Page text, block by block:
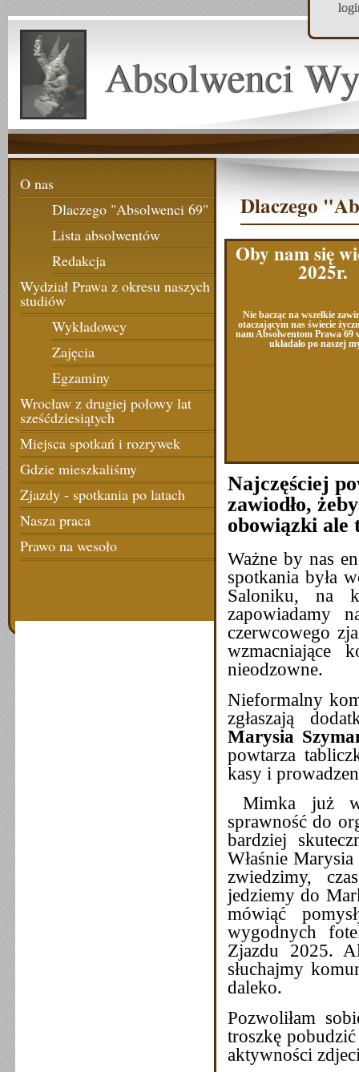
Absolwenci
O nas
Dlaczego "Absolwenci 69"
Lista absolwentów
Redakcja
Wydział Prawa z okresu naszych
studiów
Wykładowcy
Zajęcia
Egzaminy
Wrocław z drugiej połowy lat
sześćdziesiątych
Miejsca spotkań i rozrywek
Gdzie mieszkaliśmy
Zjazdy - spotkania po latach
Nasza praca
Prawo na wesoło
Dlaczego
Oby nam się
2025r.
Nie bacząc na wszelkie
otaczającym nas świecie
nam Absolwentom Prawa 69
układało po naszej
Najczęściej
zawiodło,
obowiązki ale
Ważne by nas
spotkania była
Saloniku, na
zapowiadamy
czerwcowego
wzmacniające
nieodzowne.
Nieformalny
zgłaszają
Marysia
powtarza
kasy i
Mimka już
sprawność do
bardziej
Właśnie
zwiedzimy,
jedziemy do
mówiąć
wygodnych
Zjazdu 2025.
słuchajmy
daleko.
Pozwoliłam
troszkę
aktywności